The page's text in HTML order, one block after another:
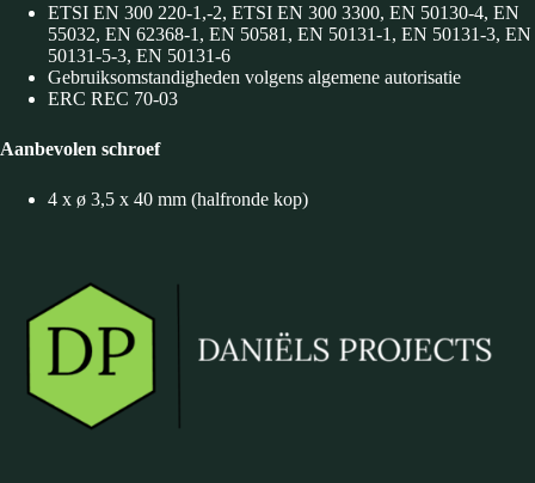
ETSI EN 300 220-1,-2, ETSI EN 300 3300, EN 50130-4, EN
55032, EN 62368-1, EN 50581, EN 50131-1, EN 50131-3, EN
50131-5-3, EN 50131-6
Gebruiksomstandigheden volgens algemene autorisatie
ERC REC 70-03
Aanbevolen schroef
4 x ø 3,5 x 40 mm (halfronde kop)